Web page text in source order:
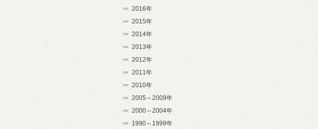
2016年
2015年
2014年
2013年
2012年
2011年
2010年
2005～2009年
2000～2004年
1990～1999年